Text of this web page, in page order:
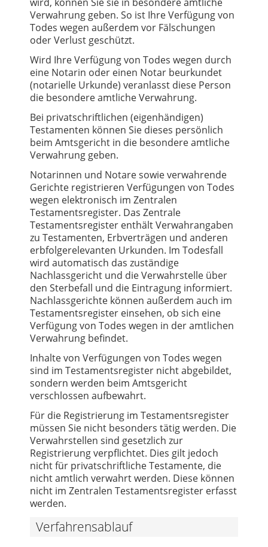
Verwahrung geben. So ist Ihre Verfügung von
Todes wegen außerdem vor Fälschungen
oder Verlust geschützt.
Wird Ihre Verfügung von Todes wegen durch
eine Notarin oder einen Notar beurkundet
(notarielle Urkunde) veranlasst diese Person
die besondere amtliche Verwahrung.
Bei privatschriftlichen (eigenhändigen)
Testamenten können Sie dieses persönlich
beim Amtsgericht in die besondere amtliche
Verwahrung geben.
Notarinnen und Notare sowie verwahrende
Gerichte registrieren Verfügungen von Todes
wegen elektronisch im Zentralen
Testamentsregister. Das Zentrale
Testamentsregister enthält Verwahrangaben
zu Testamenten, Erbverträgen und anderen
erbfolgerelevanten Urkunden. Im Todesfall
wird automatisch das zuständige
Nachlassgericht und die Verwahrstelle über
den Sterbefall und die Eintragung informiert.
Nachlassgerichte können außerdem auch im
Testamentsregister einsehen, ob sich eine
Verfügung von Todes wegen in der amtlichen
Verwahrung befindet.
Inhalte von Verfügungen von Todes wegen
sind im Testamentsregister nicht abgebildet,
sondern werden beim Amtsgericht
verschlossen aufbewahrt.
Für die Registrierung im Testamentsregister
müssen Sie nicht besonders tätig werden. Die
Verwahrstellen sind gesetzlich zur
Registrierung verpflichtet. Dies gilt jedoch
nicht für privatschriftliche Testamente, die
nicht amtlich verwahrt werden. Diese können
nicht im Zentralen Testamentsregister erfasst
werden.
Verfahrensablauf